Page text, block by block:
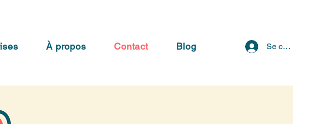
À propos Contact Blog Se